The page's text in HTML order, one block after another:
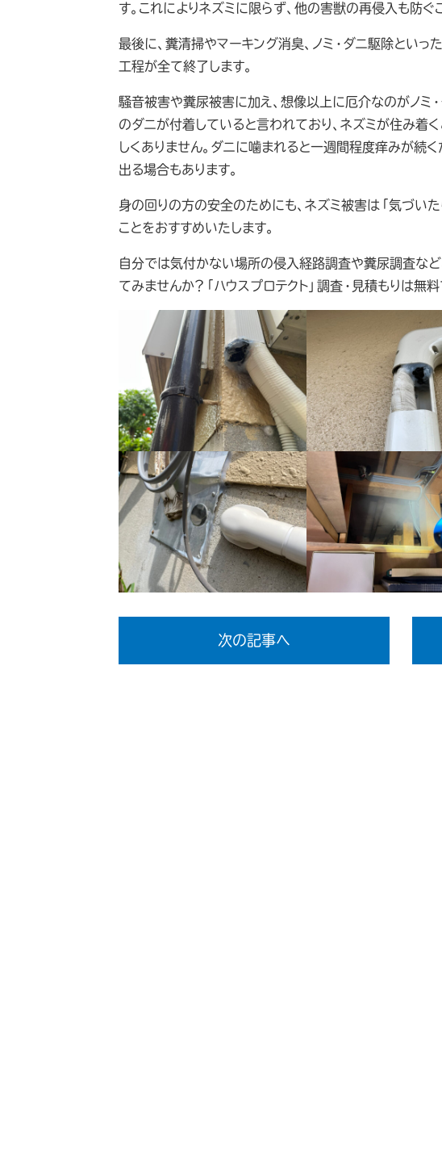
す。これによりネズミに限らず、他の害獣の再侵入も防ぐ
最後に、糞清掃やマーキング消臭、ノミ・ダニ駆除とい
工程が全て終了します。
騒音被害や糞尿被害に加え、想像以上に厄介なのがノミ
のダニが付着していると言われており、ネズミが住み着
しくありません。ダニに噛まれると一週間程度痒みが続
出る場合もあります。
身の回りの方の安全のためにも、ネズミ被害は「気づい
ことをおすすめいたします。
自分では気付かない場所の侵入経路調査や糞尿調査など
てみませんか？「ハウスプロテクト」調査・見積もりは無
次の記事へ